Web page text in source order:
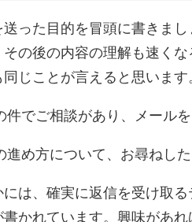
送った目的を冒頭に書きま
その後の内容の理解も速く
同じことが言えると思います
件でご相談があり、メールを
進め方について、お尋ねした
には、確実に返信を受け取
かれています。興味があ